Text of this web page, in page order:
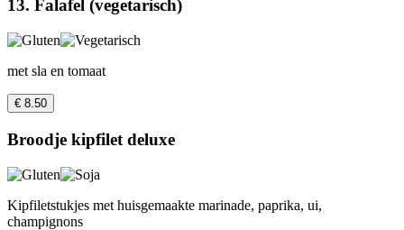
13. Falafel (vegetarisch)
met sla en tomaat
€ 8.50
Broodje kipfilet deluxe
Kipfiletstukjes met huisgemaakte marinade, paprika, ui,
champignons